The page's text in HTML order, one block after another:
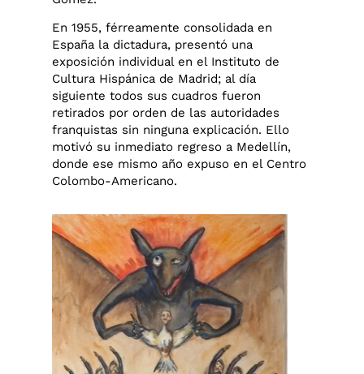
En 1955, férreamente consolidada en
España la dictadura, presentó una
exposición individual en el Instituto de
Cultura Hispánica de Madrid; al día
siguiente todos sus cuadros fueron
retirados por orden de las autoridades
franquistas sin ninguna explicación. Ello
motivó su inmediato regreso a Medellín,
donde ese mismo año expuso en el Centro
Colombo-Americano.